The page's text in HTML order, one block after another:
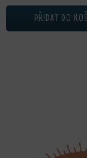
PŘIDAT DO